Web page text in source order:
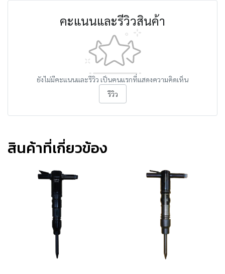
คะแนนและรีวิวสินค้า
ยังไม่มีคะแนนและรีวิว เป็นคนแรกที่แสดงความคิดเห็น
รีวิว
สินค้าที่เกี่ยวข้อง